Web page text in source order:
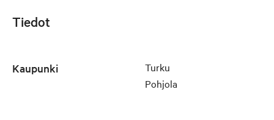
Tiedot
Kaupunki
Turku
Pohjola